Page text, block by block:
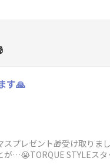
す🙏
スプレゼント🎁受け取り
が…😭TORQUE STYLEス